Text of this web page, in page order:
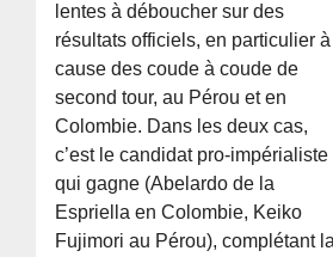
lentes à déboucher sur des
résultats officiels, en particulier à
cause des coude à coude de
second tour, au Pérou et en
Colombie. Dans les deux cas,
c’est le candidat pro-impérialiste
qui gagne (Abelardo de la
Espriella en Colombie, Keiko
Fujimori au Pérou), complétant la